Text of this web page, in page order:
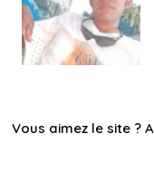
Vous aimez le site ?